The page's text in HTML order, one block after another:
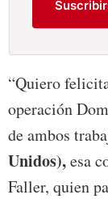
“Quiero
operación
de ambos
Unidos),esa
Faller, quien